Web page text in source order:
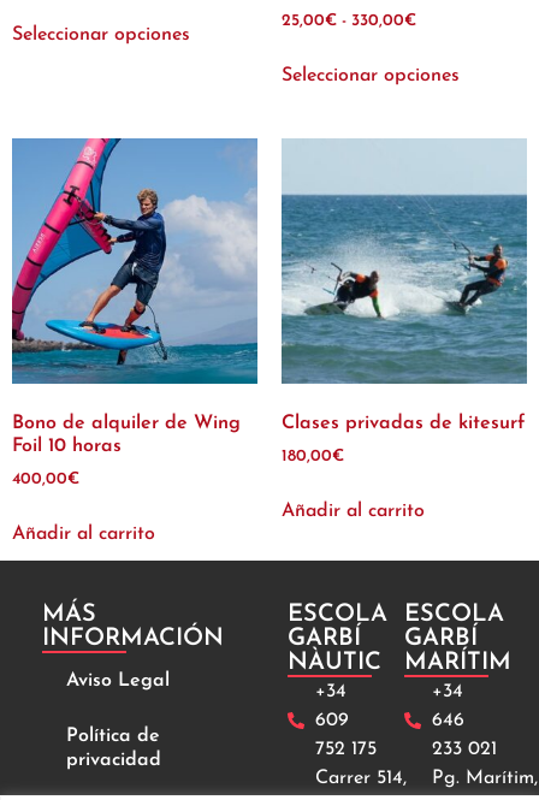
Seleccionar opciones
25,00€ - 330,00€
Seleccionar opciones
Bono de alquiler de Wing
Foil 10 horas
400,00€
Añadir al carrito
Clases privadas de kitesurf
180,00€
Añadir al carrito
MÁS
INFORMACIÓN
Aviso Legal
Política de
privacidad
ESCOLA
GARBÍ
NÀUTIC
+34
609
752 175
Carrer 514,
ESCOLA
GARBÍ
MARÍTIM
+34
646
233 021
Pg. Marítim,